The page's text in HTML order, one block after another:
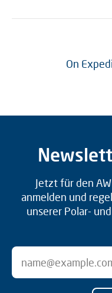
On
Jetzt für den
anmelden und
unserer Polar-